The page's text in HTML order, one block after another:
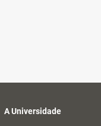
A Universidade